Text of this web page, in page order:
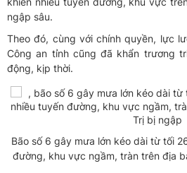
ngập sâu.
Theo đó, cùng với chính quyền, lực
Công an tỉnh cũng đã khẩn trương
động, kịp thời.
Bão số 6 gây mưa lớn kéo dài từ tối
đường, khu vực ngầm, tràn trên địa